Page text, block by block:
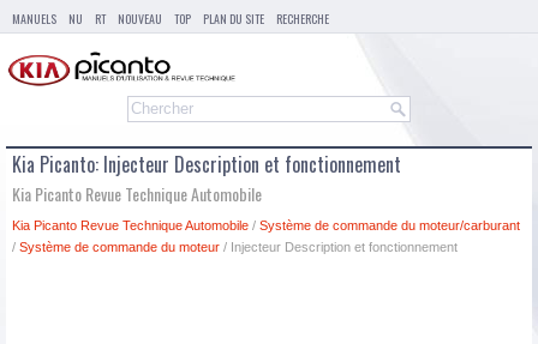
MANUELS NU RT NOUVEAU TOP PLAN DU SITE RECHERCHE
Kia Picanto: Injecteur Description et fonctionnement
Kia Picanto Revue Technique Automobile
Kia Picanto Revue Technique Automobile / Système de commande du moteur/carburant
/ Système de commande du moteur / Injecteur Description et fonctionnement